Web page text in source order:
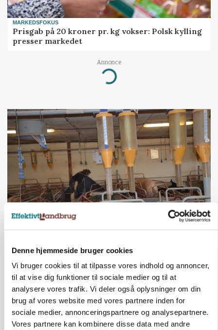
Denne hjemmeside bruger cookies
Vi bruger cookies til at tilpasse vores indhold og annoncer,
til at vise dig funktioner til sociale medier og til at
analysere vores trafik. Vi deler også oplysninger om din
brug af vores website med vores partnere inden for
sociale medier, annonceringspartnere og analysepartnere.
Vores partnere kan kombinere disse data med andre
MARKEDSFOKUS
Prisgab på 20 kroner pr. kg vokser: Polsk kylling
presser markedet
Annonce
Loading...
store besparelser
Annonce